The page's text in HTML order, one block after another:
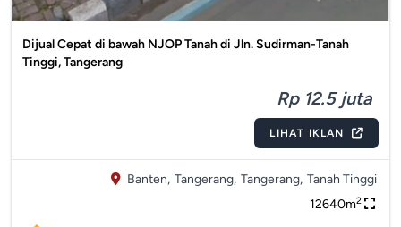
Dijual Cepat di bawah NJOP Tanah di Jln. Sudirman-Tanah
Tinggi, Tangerang
Rp 12.5 juta
LIHAT IKLAN
Banten, Tangerang, Tangerang, Tanah Tinggi
12640m2